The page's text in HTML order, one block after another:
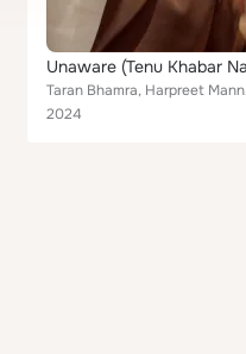
Unaware (Tenu Khabar
Taran
2024